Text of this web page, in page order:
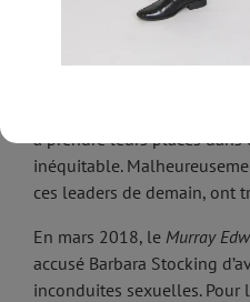
Catholic Agency For
à prendre leurs places
inéquitable.
ces leaders de demain, ont
En mars 2018, le Murray
accusé Barbara Stocking
inconduites sexuelles. Pour